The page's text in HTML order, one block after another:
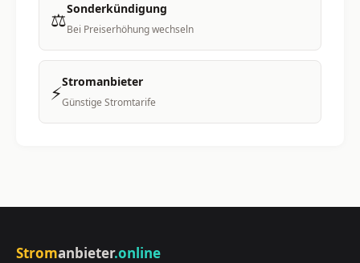
⚖️Sonderkündigung
Bei Preiserhöhung wechseln
⚡Stromanbieter
Günstige Stromtarife
Stromanbieter.online